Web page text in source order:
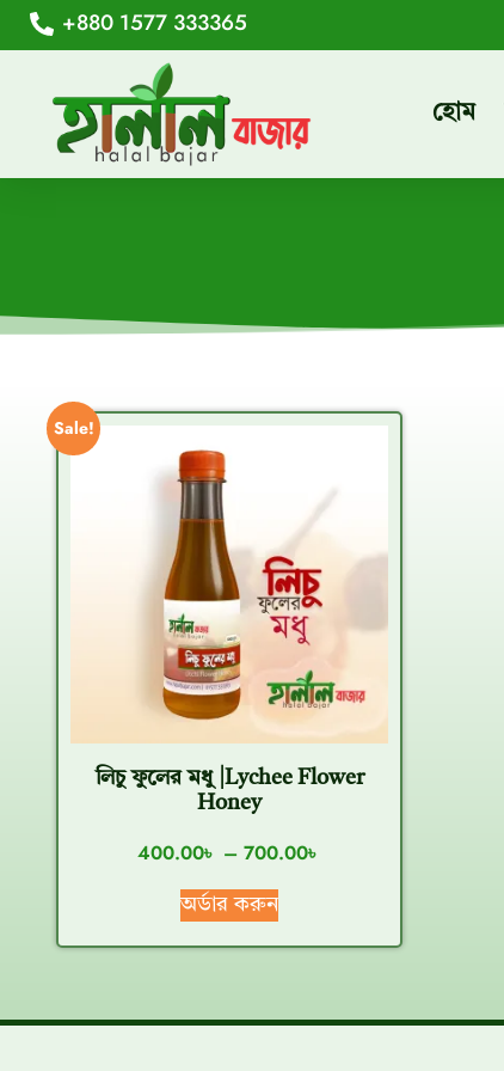
+880 1577 333365
হোম
Sale!
লিচু ফুলের মধু |Lychee Flower
Honey
400.00৳ – 700.00৳
অর্ডার করুন